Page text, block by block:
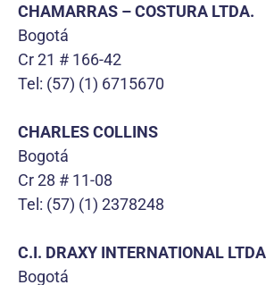
CHAMARRAS – COSTURA LTDA.
Bogotá
Cr 21 # 166-42
Tel: (57) (1) 6715670
CHARLES COLLINS
Bogotá
Cr 28 # 11-08
Tel: (57) (1) 2378248
C.I. DRAXY INTERNATIONAL
Bogotá